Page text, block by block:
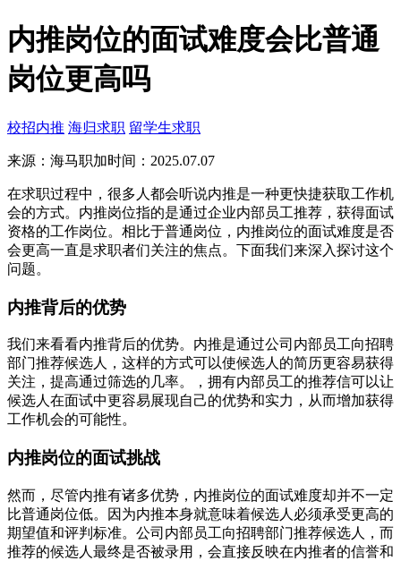
内推岗位的面试难度会比普通
岗位更高吗
校招内推 海归求职 留学生求职
来源：海马职加时间：2025.07.07
在求职过程中，很多人都会听说内推是一种更快捷获取工作机
会的方式。内推岗位指的是通过企业内部员工推荐，获得面试
资格的工作岗位。相比于普通岗位，内推岗位的面试难度是否
会更高一直是求职者们关注的焦点。下面我们来深入探讨这个
问题。
内推背后的优势
我们来看看内推背后的优势。内推是通过公司内部员工向招聘
部门推荐候选人，这样的方式可以使候选人的简历更容易获得
关注，提高通过筛选的几率。，拥有内部员工的推荐信可以让
候选人在面试中更容易展现自己的优势和实力，从而增加获得
工作机会的可能性。
内推岗位的面试挑战
然而，尽管内推有诸多优势，内推岗位的面试难度却并不一定
比普通岗位低。因为内推本身就意味着候选人必须承受更高的
期望值和评判标准。公司内部员工向招聘部门推荐候选人，而
推荐的候选人最终是否被录用，会直接反映在内推者的信誉和